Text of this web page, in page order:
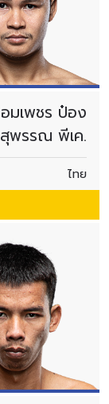
ทิ“เด็ดดวงเล็ก วัน
องหล่อ ศิษย์หลวง
ริญการช่าง”
มเพชร ป๋อง
สุพรรณ พีเค.
ไทย